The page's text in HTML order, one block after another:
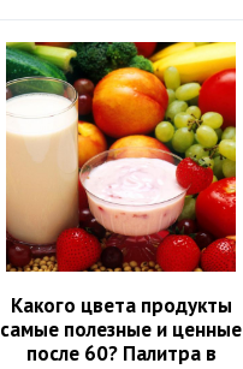
Какого цвета продукты
самые полезные и ценные
после 60? Палитра в